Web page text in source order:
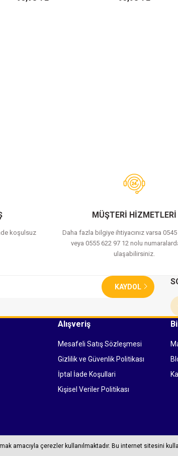
amacıyla çerezler kullanılmaktadır. Bu internet sitesini
koşulsuz
MÜŞTERİ HİZMETLERİ
Daha fazla bilgiye ihtiyacınız varsa
veya 0555 622 97 12 nolu
ulaşabilirsiniz.
KAYDOL
Alışveriş
Mesafeli Satış Sözleşmesi
Gizlilik ve Güvenlik Politikası
İptal İade Koşullari
Kişisel Veriler Politikası